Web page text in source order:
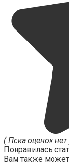
( Пока оценок нет
Понравилась
Вам также